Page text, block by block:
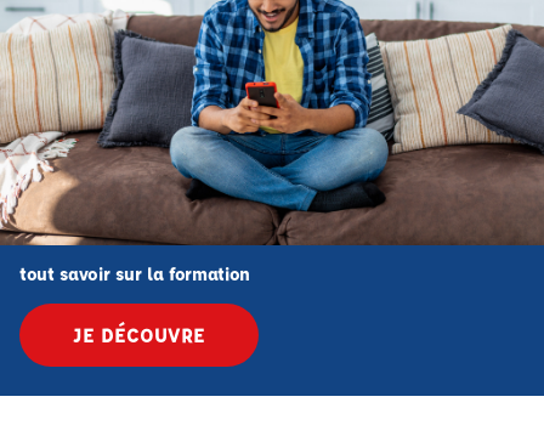
tout savoir sur la formation
JE DÉCOUVRE